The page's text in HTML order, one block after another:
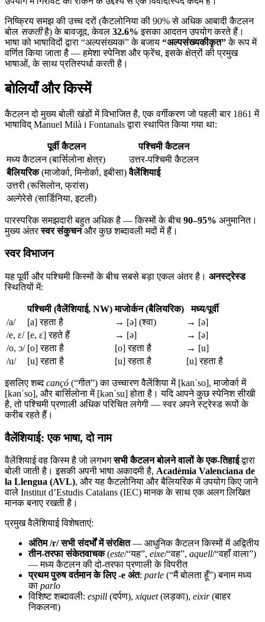
निष्क्रिय समझ की उच्च दरों (कैटलोनिया की 90% से अधिक आबादी कैटलन
बोल सकतीहै) के बावजूद, केवल 32.6% इसका आदतन उपयोग करते हैं।
भाषा को भाषाविदों द्वारा “अल्पसंख्यक” के बजाय “अल्पसंख्यकीकृत”के रूप में
वर्णित किया जाता है — हमेशा स्पेनिश और फ्रेंच, इसके क्षेत्रों की प्रमुख
भाषाओं, के साथ प्रतिस्पर्धा करती है।
बोलियाँ और किस्में
कैटलन दो मुख्य बोली खंडों में विभाजित है, एक वर्गीकरण जो पहली बार 1861 में
भाषाविद् Manuel Milà i Fontanals द्वारा स्थापित किया गया था:
पूर्वी कैटलन
पश्चिमी कैटलन
मध्य कैटलन (बार्सिलोना क्षेत्र)
उत्तर-पश्चिमी कैटलन
बैलियरिक(माजोर्का, मिनोर्का, इबीसा) वैलेंशियाई
उत्तरी (रूसिलोन, फ्रांस)
अल्गेरेसे (सार्डिनिया, इटली)
पारस्परिक समझदारी बहुत अधिक है — किस्मों के बीच 90–95% अनुमानित।
मुख्य अंतरस्वर संकुचनऔर कुछ शब्दावली मदों में हैं।
स्वर विभाजन
यह पूर्वी और पश्चिमी किस्मों के बीच सबसे बड़ा एकल अंतर है। अनस्ट्रेस्ड
स्थितियों में:
पश्चिमी (वैलेंशियाई, NW) माजोर्कन (बैलियरिक)
मध्य/पूर्वी
/a/
[a] रहता है → [ə] (श्वा)
→ [ə]
/e, ɛ/ [e, ɛ] रहते हैं → [ə]
→ [ə]
/o, ɔ/ [o] रहता है [o] रहता है
→ [u]
/u/
[u] रहता है [u] रहता है [u] रहता है
इसलिए शब्दcançó (“गीत”) का उच्चारण वैलेंशिया में [kanˈso], माजोर्का में
[kənˈso], और बार्सिलोना में [kənˈsu] होता है। यदि आपने कुछ स्पेनिश सीखी
है, तो पश्चिमी प्रणाली अधिक परिचित लगेगी — स्वर अपने स्ट्रेस्ड रूपों के
करीब रहते हैं।
वैलेंशियाई: एक भाषा, दो नाम
वैलेंशियाई वह किस्म है जो लगभगसभी कैटलन बोलने वालों के एक-तिहाईद्वारा
बोली जाती है। इसकी अपनी भाषा अकादमी है, Acadèmia Valenciana de
la Llengua (AVL), और यह कैटलोनिया और बैलियरिक में उपयोग किए जाने
वाले Institut d’Estudis Catalans (IEC) मानक के साथ एक अलग लिखित
मानक बनाए रखती है।
प्रमुख वैलेंशियाई विशेषताएं:
अंतिम /r/ सभी संदर्भों में संरक्षित— आधुनिक कैटलन किस्मों में अद्वितीय
तीन-तरफा संकेतवाचक(este/“यह”, eixe/“वह”, aquell/“वहाँ वाला”)
— मध्य कैटलन की दो-तरफा प्रणाली के विपरीत
प्रथम पुरुष वर्तमान के लिए -e अंत: parle (“मैं बोलता हूँ”) बनाम मध्य
का parlo
विशिष्ट शब्दावली: espill (दर्पण), xiquet(लड़का), eixir(बाहर
निकलना)